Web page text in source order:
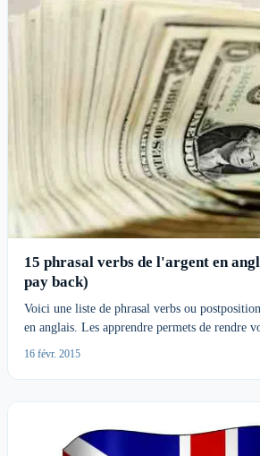
15 phrasal verbs de l'argent en
pay back)
Voici une liste de phrasal verbs ou
en anglais. Les apprendre permets de rendre
16 févr. 2015